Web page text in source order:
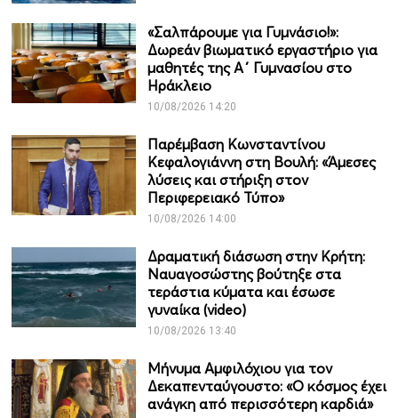
«Σαλπάρουμε για Γυμνάσιο!»:
Δωρεάν βιωματικό εργαστήριο για
μαθητές της Α΄ Γυμνασίου στο
Ηράκλειο
10/08/2026 14:20
Παρέμβαση Κωνσταντίνου
Κεφαλογιάννη στη Βουλή: «Άμεσες
λύσεις και στήριξη στον
Περιφερειακό Τύπο»
10/08/2026 14:00
Δραματική διάσωση στην Κρήτη:
Ναυαγοσώστης βούτηξε στα
τεράστια κύματα και έσωσε
γυναίκα (video)
10/08/2026 13:40
Μήνυμα Αμφιλόχιου για τον
Δεκαπενταύγουστο: «Ο κόσμος έχει
ανάγκη από περισσότερη καρδιά»